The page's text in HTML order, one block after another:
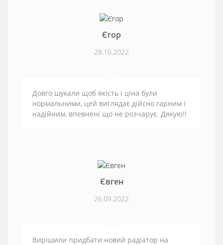
Єгор
28.10.2022
Довго шукали щоб якість і ціна були
нормальними, цей виглядає дійсно гарним і
надійним, впевнені що не розчарує. Дякую!!
Євген
26.09.2022
Вирішили придбати новий радіатор на